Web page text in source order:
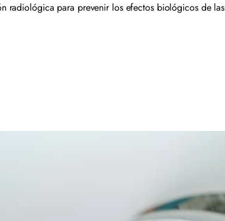
radiológica para prevenir los efectos biológicos de las